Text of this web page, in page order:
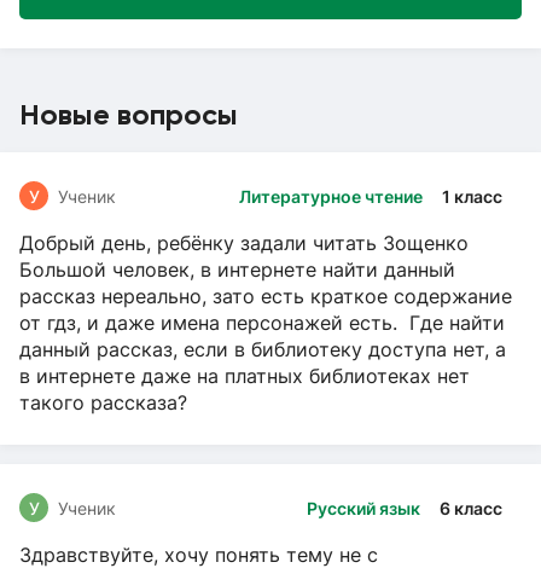
Новые вопросы
Литературное чтение 1 класс
У Ученик
Добрый день, ребёнку задали читать Зощенко
Большой человек, в интернете найти данный
рассказ нереально, зато есть краткое содержание
от гдз, и даже имена персонажей есть. Где найти
данный рассказ, если в библиотеку доступа нет, а
в интернете даже на платных библиотеках нет
такого рассказа?
Русский язык 6 класс
У Ученик
Здравствуйте, хочу понять тему не с